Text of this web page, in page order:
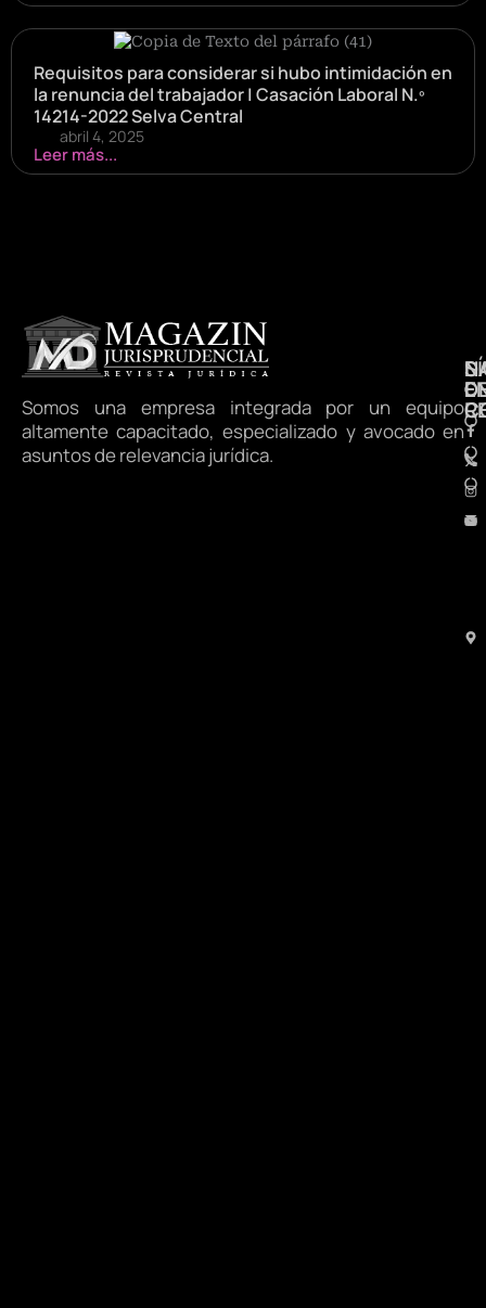
Requisitos para considerar si hubo intimidación en
la renuncia del trabajador | Casación Laboral N.º
14214-2022 Selva Central
abril 4, 2025
Leer más...
Somos una empresa integrada por un equipo
altamente capacitado, especializado y avocado en
asuntos de relevancia jurídica.